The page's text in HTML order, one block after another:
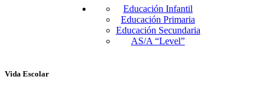
Educación Infantil
Educación Primaria
Educación Secundaria
AS/A “Level”
Vida Escolar